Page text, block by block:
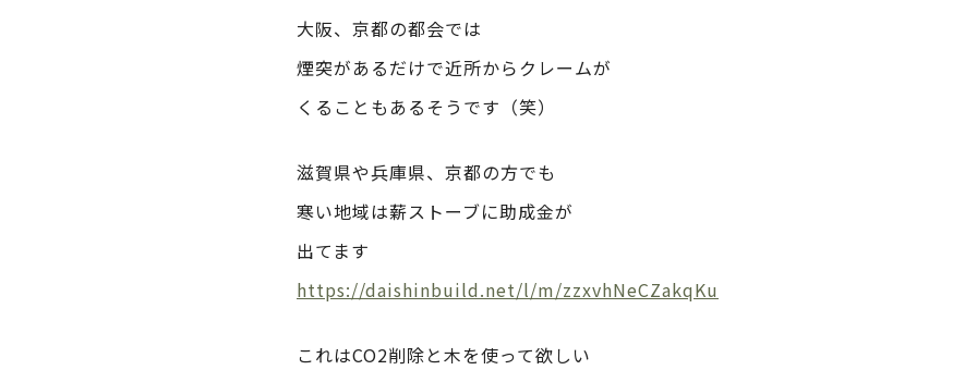
大阪、京都の都会では
煙突があるだけで近所からクレームが
くることもあるそうです（笑）
滋賀県や兵庫県、京都の方でも
寒い地域は薪ストーブに助成金が
出てます
https://daishinbuild.net/l/m/zzxvhNeCZakqKu
これはCO2削除と木を使って欲しい